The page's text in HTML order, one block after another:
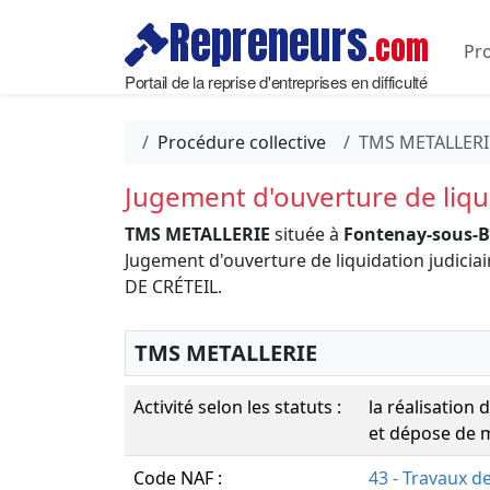
Repreneurs.com
Portail de la reprise d'entreprises en difficulté
Procédure collective TMS
Jugement d'ouverture de
TMS METALLERIE située à Fontenay-sous-
Jugement d'ouverture de liquidation
DE CRÉTEIL.
TMS METALLERIE
Activité selon les statuts :
la réalisation
et dépose de
Code NAF :
43 - Travaux